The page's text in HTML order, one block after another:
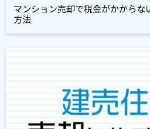
マンション売却で税金がかからな
方法